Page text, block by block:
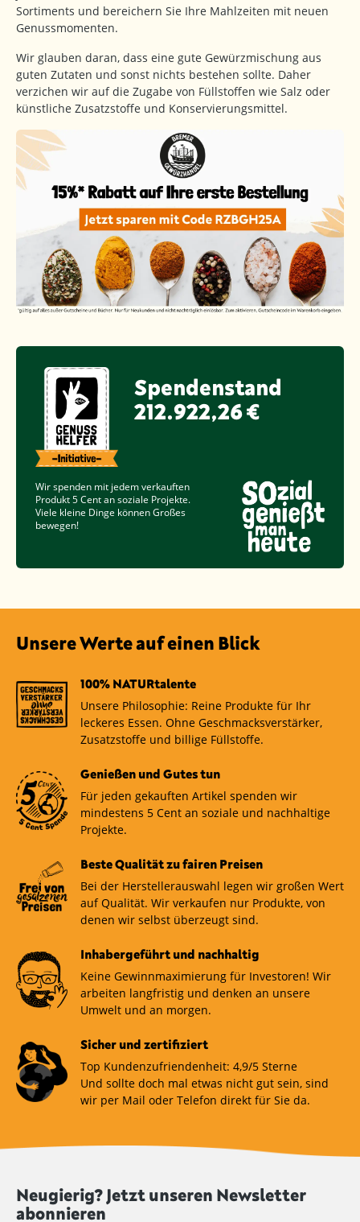
Sortiments und bereichern Sie Ihre Mahlzeiten mit neuen
Genussmomenten.
Wir glauben daran, dass eine gute Gewürzmischung aus
guten Zutaten und sonst nichts bestehen sollte. Daher
verzichen wir auf die Zugabe von Füllstoffen wie Salz oder
künstliche Zusatzstoffe und Konservierungsmittel.
Spendenstand
212.922,26 €
Wir spenden mit jedem verkauften
Produkt5 Centan soziale Projekte.
Viele kleine Dinge können Großes
bewegen!
Unsere Werte auf einen Blick
100% NATURtalente
Unsere Philosophie: Reine Produkte für Ihr
leckeres Essen. Ohne Geschmacksverstärker,
Zusatzstoffe und billige Füllstoffe.
Genießen und Gutes tun
Für jeden gekauften Artikel spenden wir
mindestens 5 Cent an soziale und nachhaltige
Projekte.
Beste Qualität zu fairen Preisen
Bei der Herstellerauswahl legen wir großen Wert
auf Qualität. Wir verkaufen nur Produkte, von
denen wir selbst überzeugt sind.
Inhabergeführt und nachhaltig
Keine Gewinnmaximierung für Investoren! Wir
arbeiten langfristig und denken an unsere
Umwelt und an morgen.
Sicher und zertifiziert
Top Kundenzufriendenheit: 4,9/5 Sterne
Und sollte doch mal etwas nicht gut sein, sind
wir per Mail oder Telefon direkt für Sie da.
Neugierig? Jetzt unseren Newsletter
abonnieren